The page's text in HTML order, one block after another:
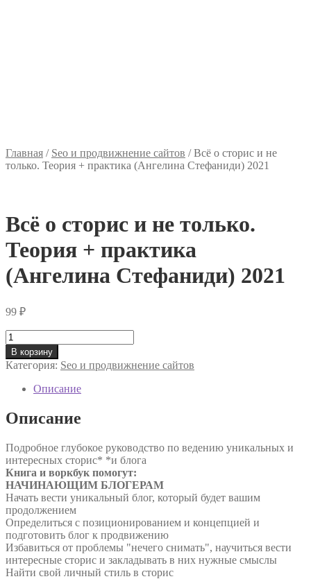
Главная / Seo и продвижнение сайтов /Всё о сторис и не
только. Теория + практика (Ангелина Стефаниди) 2021
Всё о сторис и не только.
Теория + практика
(Ангелина Стефаниди) 2021
99 ₽
Количество
товара
Всё
о
сторис
не
только.
+
практика
(Ангелина
Стефаниди)
2021
В корзину
Категория: Seo и продвижнение сайтов
Описание
Описание
Подробное глубокое руководство по ведению уникальных и
интересных сторис* *и блога
Книга и воркбук помогут:
НАЧИНАЮЩИМ БЛОГЕРАМ
Начать вести уникальный блог, который будет вашим
продолжением
Определиться с позиционированием и концепцией и
подготовить блог к продвижению
Избавиться от проблемы "нечего снимать", научиться вести
интересные сторис и закладывать в них нужные смыслы
Найти свой личный стиль в сторис